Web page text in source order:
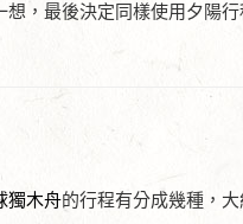
想，最後決定同樣使用夕陽
獨木舟的行程有分成幾種，大